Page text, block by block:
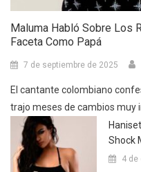
Maluma Habló Sobre Los
Faceta Como Papá
7 de septiembre de 2025
El cantante colombiano
trajo meses de cambios muy
Shock
4 de